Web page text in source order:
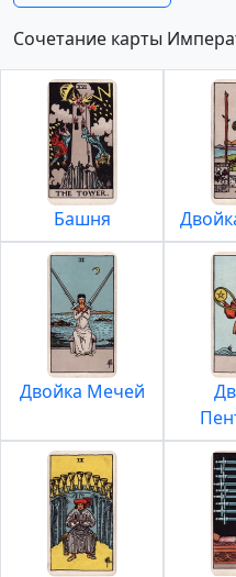
Сочетание карты
Башня
Двойка Мечей